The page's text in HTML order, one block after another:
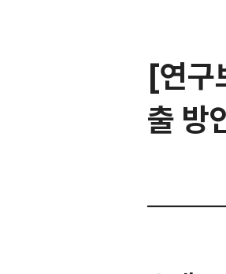
[연구
출 방